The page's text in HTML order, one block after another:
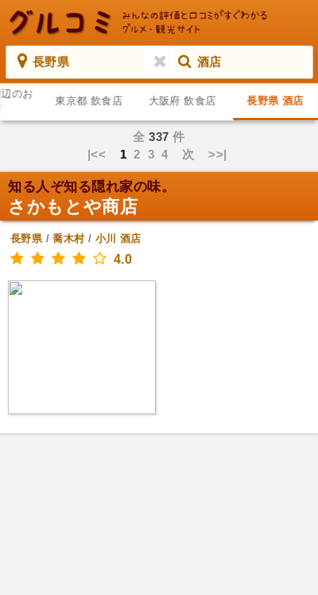
長野県 酒店
のお
東京都 飲食店 大阪府 飲食店 長野県 酒店
全337 件
|<< 12 3 4 次 >>|
知る人ぞ知る隠れ家の味。
さかもとや商店
長野県/喬木村/ 小川 酒店
4.0